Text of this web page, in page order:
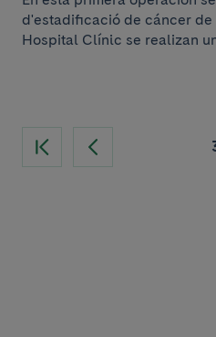
d'estadificació de cáncer
Hospital Clínic se realizan